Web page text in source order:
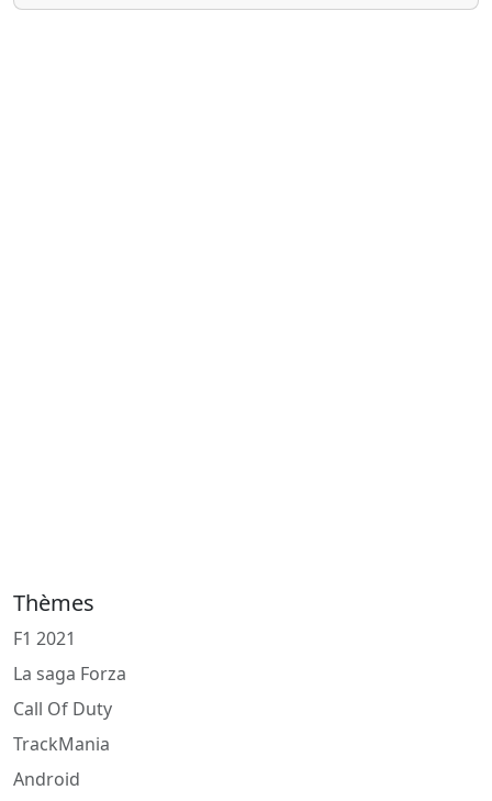
Thèmes
F1 2021
La saga Forza
Call Of Duty
TrackMania
Android